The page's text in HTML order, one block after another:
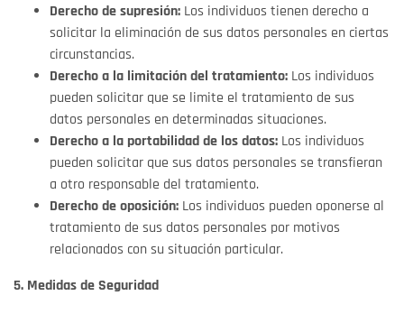
Derecho de supresión: Los individuos tienen derecho a
solicitar la eliminación de sus datos personales en ciertas
circunstancias.
Derecho a la limitación del tratamiento: Los individuos
pueden solicitar que se limite el tratamiento de sus
datos personales en determinadas situaciones.
Derecho a la portabilidad de los datos: Los individuos
pueden solicitar que sus datos personales se transfieran
a otro responsable del tratamiento.
Derecho de oposición: Los individuos pueden oponerse al
tratamiento de sus datos personales por motivos
relacionados con su situación particular.
5. Medidas de Seguridad